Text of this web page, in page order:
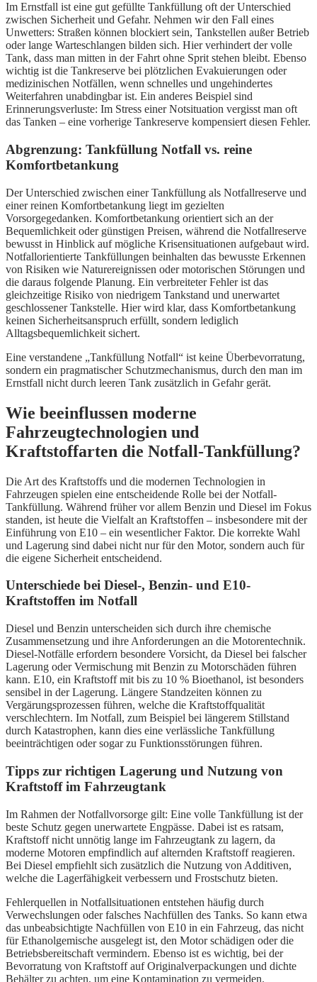
Im Ernstfall ist eine gut gefüllte Tankfüllung oft der Unterschied
zwischen Sicherheit und Gefahr. Nehmen wir den Fall eines
Unwetters: Straßen können blockiert sein, Tankstellen außer Betrieb
oder lange Warteschlangen bilden sich. Hier verhindert der volle
Tank, dass man mitten in der Fahrt ohne Sprit stehen bleibt. Ebenso
wichtig ist die Tankreserve bei plötzlichen Evakuierungen oder
medizinischen Notfällen, wenn schnelles und ungehindertes
Weiterfahren unabdingbar ist. Ein anderes Beispiel sind
Erinnerungsverluste: Im Stress einer Notsituation vergisst man oft
das Tanken – eine vorherige Tankreserve kompensiert diesen Fehler.
Abgrenzung: Tankfüllung Notfall vs. reine
Komfortbetankung
Der Unterschied zwischen einer Tankfüllung als Notfallreserve und
einer reinen Komfortbetankung liegt im gezielten
Vorsorgegedanken. Komfortbetankung orientiert sich an der
Bequemlichkeit oder günstigen Preisen, während die Notfallreserve
bewusst in Hinblick auf mögliche Krisensituationen aufgebaut wird.
Notfallorientierte Tankfüllungen beinhalten das bewusste Erkennen
von Risiken wie Naturereignissen oder motorischen Störungen und
die daraus folgende Planung. Ein verbreiteter Fehler ist das
gleichzeitige Risiko von niedrigem Tankstand und unerwartet
geschlossener Tankstelle. Hier wird klar, dass Komfortbetankung
keinen Sicherheitsanspruch erfüllt, sondern lediglich
Alltagsbequemlichkeit sichert.
Eine verstandene „Tankfüllung Notfall“ ist keine Überbevorratung,
sondern ein pragmatischer Schutzmechanismus, durch den man im
Ernstfall nicht durch leeren Tank zusätzlich in Gefahr gerät.
Wie beeinflussen moderne
Fahrzeugtechnologien und
Kraftstoffarten die Notfall-Tankfüllung?
Die Art des Kraftstoffs und die modernen Technologien in
Fahrzeugen spielen eine entscheidende Rolle bei der Notfall-
Tankfüllung. Während früher vor allem Benzin und Diesel im Fokus
standen, ist heute die Vielfalt an Kraftstoffen – insbesondere mit der
Einführung von E10 – ein wesentlicher Faktor. Die korrekte Wahl
und Lagerung sind dabei nicht nur für den Motor, sondern auch für
die eigene Sicherheit entscheidend.
Unterschiede bei Diesel-, Benzin- und E10-
Kraftstoffen im Notfall
Diesel und Benzin unterscheiden sich durch ihre chemische
Zusammensetzung und ihre Anforderungen an die Motorentechnik.
Diesel-Notfälle erfordern besondere Vorsicht, da Diesel bei falscher
Lagerung oder Vermischung mit Benzin zu Motorschäden führen
kann. E10, ein Kraftstoff mit bis zu 10 % Bioethanol, ist besonders
sensibel in der Lagerung. Längere Standzeiten können zu
Vergärungsprozessen führen, welche die Kraftstoffqualität
verschlechtern. Im Notfall, zum Beispiel bei längerem Stillstand
durch Katastrophen, kann dies eine verlässliche Tankfüllung
beeinträchtigen oder sogar zu Funktionsstörungen führen.
Tipps zur richtigen Lagerung und Nutzung von
Kraftstoff im Fahrzeugtank
Im Rahmen der Notfallvorsorge gilt: Eine volle Tankfüllung ist der
beste Schutz gegen unerwartete Engpässe. Dabei ist es ratsam,
Kraftstoff nicht unnötig lange im Fahrzeugtank zu lagern, da
moderne Motoren empfindlich auf alternden Kraftstoff reagieren.
Bei Diesel empfiehlt sich zusätzlich die Nutzung von Additiven,
welche die Lagerfähigkeit verbessern und Frostschutz bieten.
Fehlerquellen in Notfallsituationen entstehen häufig durch
Verwechslungen oder falsches Nachfüllen des Tanks. So kann etwa
das unbeabsichtigte Nachfüllen von E10 in ein Fahrzeug, das nicht
für Ethanolgemische ausgelegt ist, den Motor schädigen oder die
Betriebsbereitschaft vermindern. Ebenso ist es wichtig, bei der
Bevorratung von Kraftstoff auf Originalverpackungen und dichte
Behälter zu achten, um eine Kontamination zu vermeiden.